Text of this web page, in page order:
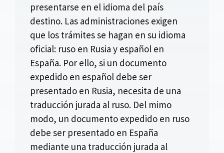
presentarse en el idioma del país
destino. Las administraciones exigen
que los trámites se hagan en su idioma
oficial: ruso en Rusia y español en
España. Por ello, si un documento
expedido en español debe ser
presentado en Rusia, necesita de una
traducción jurada al ruso. Del mimo
modo, un documento expedido en ruso
debe ser presentado en España
mediante una traducción jurada al